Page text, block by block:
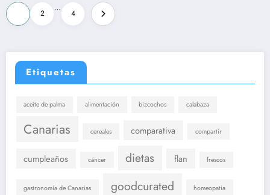
Paginación
de
entradas
2
…
4
Etiquetas
aceite de palma alimentación bizcochos calabaza
Canarias cereales comparativa compartir
cumpleaños cáncer dietas flan frescos
gastronomía de Canarias goodcurated homeopatia